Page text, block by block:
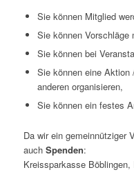
Sie können Mitglied
Sie können Vorschläge
Sie können bei
Sie können eine
anderen organisieren,
Sie können ein festes
Da wir ein gemeinnütziger
auch Spenden:
Kreissparkasse